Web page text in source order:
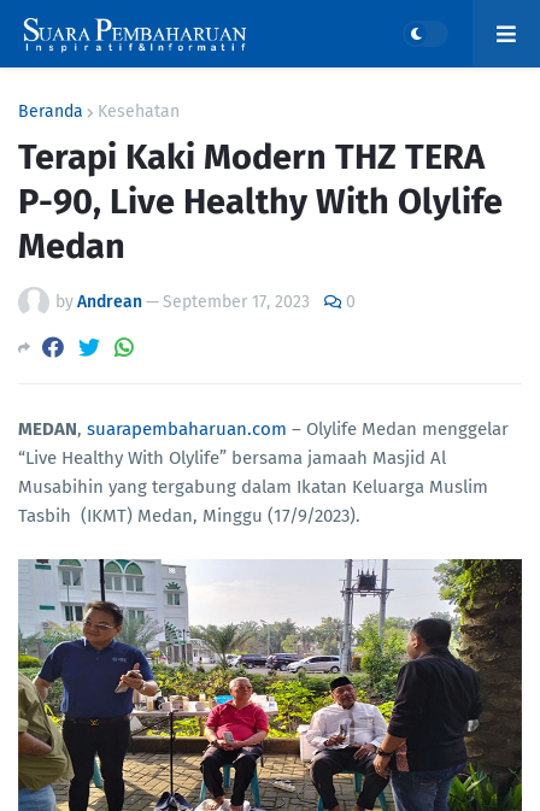
Beranda Kesehatan
Terapi Kaki Modern THZ TERA
P-90, Live Healthy With Olylife
Medan
byAndrean—September 17, 2023 0
MEDAN, suarapembaharuan.com – Olylife Medan menggelar
“Live Healthy With Olylife” bersama jamaah Masjid Al
Musabihin yang tergabung dalam Ikatan Keluarga Muslim
Tasbih (IKMT) Medan, Minggu (17/9/2023).